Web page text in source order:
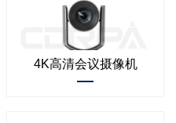
4K高清会议摄像机